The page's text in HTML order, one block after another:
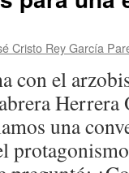
Cristo Rey García
con el
una